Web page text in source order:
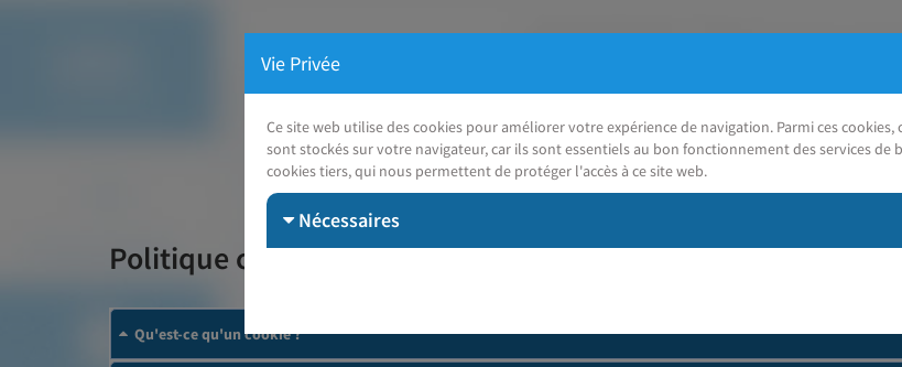
Politique cookies
Qu'est-ce qu'un cookie ?
Vie Privée
Ce site web utilise des cookies pour améliorer votre expérience de navigation. Parmi ces
sont stockés sur votre navigateur, car ils sont essentiels au bon fonctionnement des services de
cookies tiers, qui nous permettent de protéger l'accès à ce site web.
Nécessaires